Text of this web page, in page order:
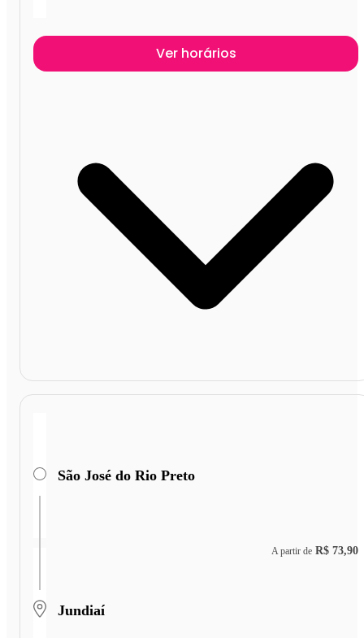
Ver horários
São José do Rio Preto
Jundiaí
A partir de R$ 73,90